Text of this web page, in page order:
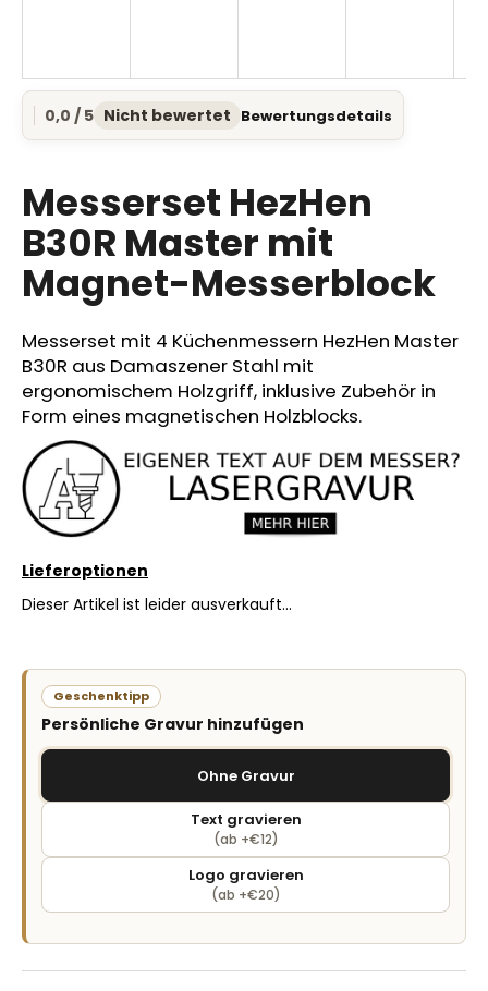
Die
durchschnittliche
ist
0,0
von
5
Sternen.
0,0 / 5 Nicht bewertet Bewertungsdetails
Messerset HezHen
B30R Master mit
Magnet-Messerblock
Messerset mit 4 Küchenmessern HezHen Master
B30R aus Damaszener Stahl mit
ergonomischem Holzgriff, inklusive Zubehör in
Form eines magnetischen Holzblocks.
Lieferoptionen
Dieser Artikel ist leider ausverkauft…
Geschenktipp
Persönliche Gravur hinzufügen
Ohne Gravur
Text gravieren
(ab +€12)
Logo gravieren
(ab +€20)
SUCHEN
r
e
m
p
e
h
l
e